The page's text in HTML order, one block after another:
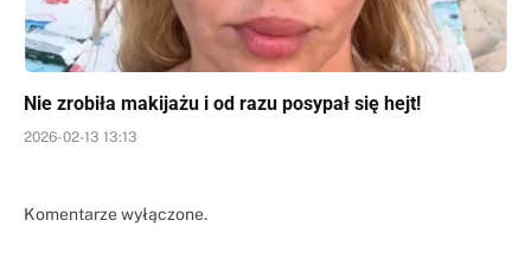
Nie zrobiła makijażu i od razu posypał się hejt!
2026-02-13 13:13
Komentarze wyłączone.